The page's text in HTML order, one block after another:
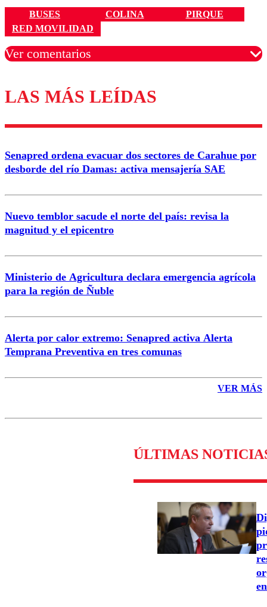
BUSES COLINA
PIRQUE
RED MOVILIDAD
Ver comentarios
Los comentarios son moderados para garantizar un
diálogo respetuoso.
Nombre
Correo
LAS MÁS LEÍDAS
Senapred ordena evacuar dos sectores de Carahue por
desborde del río Damas: activa mensajería SAE
Nuevo temblor sacude el norte del país: revisa la
magnitud y el epicentro
Ministerio de Agricultura declara emergencia agrícola
para la región de Ñuble
Alerta por calor extremo: Senapred activa Alerta
Temprana Preventiva en tres comunas
VER MÁS
ÚLTIMAS